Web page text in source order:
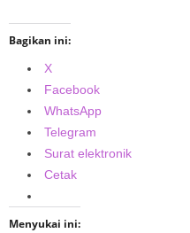
Bagikan ini:
X
Facebook
WhatsApp
Telegram
Surat elektronik
Cetak
Menyukai ini: